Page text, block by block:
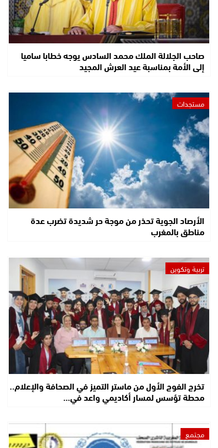
صاحب الجلالة الملك محمد السادس يوجه خطابا ساميا
إلى الأمة بمناسبة عيد العرش المجيد
مستجدات
الأرصاد الجوية تحذر من موجة حر شديدة تضرب عدة
مناطق بالمغرب
تربية وتكوين
تخرج الفوج الأول من ماستر التميز في الصحافة والإعلام..
محطة تؤسس لمسار أكاديمي واعد في…
مجتمع